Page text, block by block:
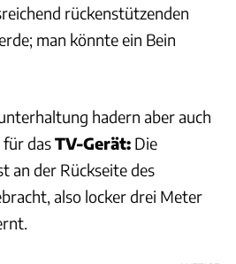
rückenstützenden
man könnte ein Bein
hadern aber auch
dasTV-Gerät: Die
an der Rückseite des
also locker drei Meter